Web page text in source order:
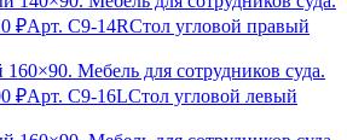
₽Арт. С9-14RСтол угловой правый
₽Арт. С9-16LСтол угловой левый